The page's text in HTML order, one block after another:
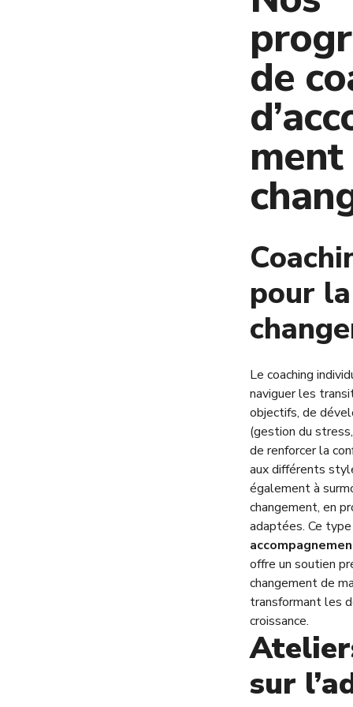
de
ment
pour
Le coaching
naviguer les
objectifs, de
(gestion du
de renforcer la
aux différents
également à
changement, en
adaptées. Ce
offre un soutien
changement de
transformant les
croissance.
sur